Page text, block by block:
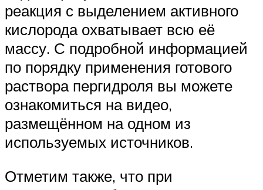
реакция с выделением активного
кислорода охватывает всю её
массу. С подробной информацией
по порядку применения готового
раствора пергидроля вы можете
ознакомиться на видео,
размещённом на одном из
используемых источников.
Отметим также, что при